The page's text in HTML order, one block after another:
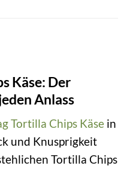
Käse: Der
Anlass
Tortilla Chips Käse in
und Knusprigkeit
Tortilla Chips